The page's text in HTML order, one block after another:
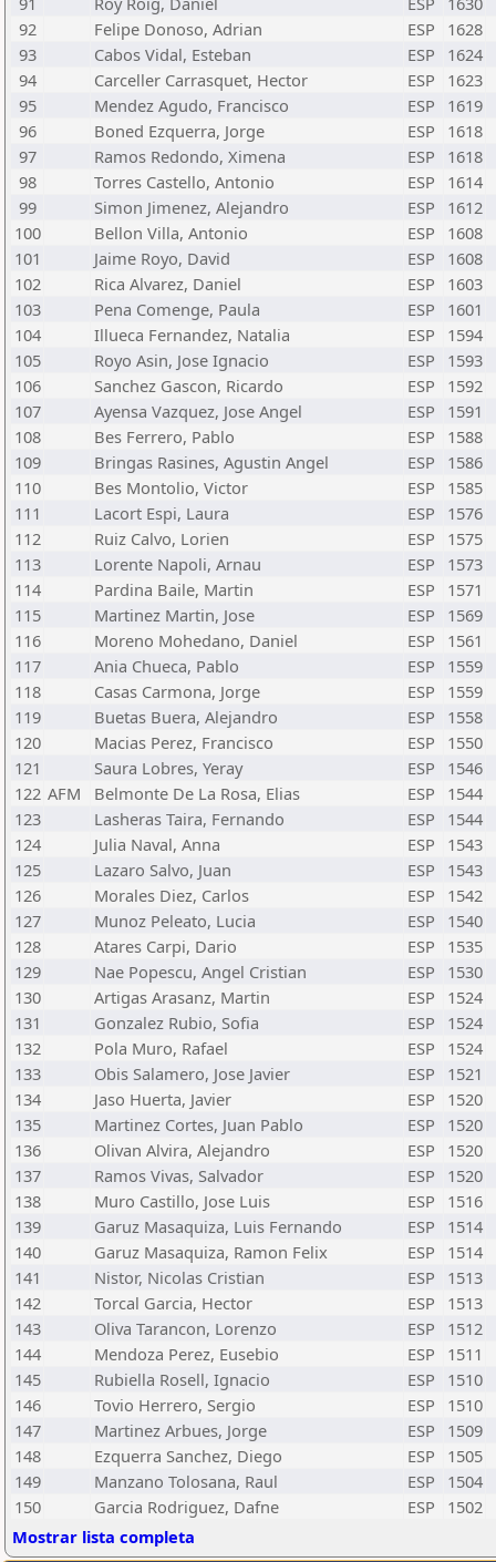
92
Felipe Donoso, Adrian ESP
1628
93
Cabos Vidal, Esteban ESP
1624
94
Carceller Carrasquet, Hector ESP
1623
95
Mendez Agudo, Francisco ESP
1619
96
Boned Ezquerra, Jorge ESP
1618
97
Ramos Redondo, Ximena ESP
1618
98
Torres Castello, Antonio ESP
1614
99
Simon Jimenez, Alejandro ESP
1612
100
Bellon Villa, Antonio ESP
1608
101
Jaime Royo, David ESP
1608
102
Rica Alvarez, Daniel ESP
1603
103
Pena Comenge, Paula ESP
1601
104
Illueca Fernandez, Natalia ESP
1594
105
Royo Asin, Jose Ignacio ESP
1593
106
Sanchez Gascon, Ricardo ESP
1592
107
Ayensa Vazquez, Jose Angel ESP
1591
108
Bes Ferrero, Pablo ESP
1588
109
Bringas Rasines, Agustin Angel ESP
1586
110
Bes Montolio, Victor ESP
1585
111
Lacort Espi, Laura ESP
1576
112
Ruiz Calvo, Lorien ESP
1575
113
Lorente Napoli, Arnau ESP
1573
114
Pardina Baile, Martin ESP
1571
115
Martinez Martin, Jose ESP
1569
116
Moreno Mohedano, Daniel ESP
1561
117
Ania Chueca, Pablo ESP
1559
118
Casas Carmona, Jorge ESP
1559
119
Buetas Buera, Alejandro ESP
1558
120
Macias Perez, Francisco ESP
1550
121
Saura Lobres, Yeray ESP
1546
122 AFM Belmonte De La Rosa, Elias ESP
1544
123
Lasheras Taira, Fernando ESP
1544
124
Julia Naval, Anna ESP
1543
125
Lazaro Salvo, Juan ESP
1543
126
Morales Diez, Carlos ESP
1542
127
Munoz Peleato, Lucia ESP
1540
128
Atares Carpi, Dario ESP
1535
129
Nae Popescu, Angel Cristian ESP
1530
130
Artigas Arasanz, Martin ESP
1524
131
Gonzalez Rubio, Sofia ESP
1524
132
Pola Muro, Rafael ESP
1524
133
Obis Salamero, Jose Javier ESP
1521
134
Jaso Huerta, Javier ESP
1520
135
Martinez Cortes, Juan Pablo ESP
1520
136
Olivan Alvira, Alejandro ESP
1520
137
Ramos Vivas, Salvador ESP
1520
138
Muro Castillo, Jose Luis ESP
1516
139
Garuz Masaquiza, Luis Fernando ESP
1514
140
Garuz Masaquiza, Ramon Felix ESP
1514
141
Nistor, Nicolas Cristian ESP
1513
142
Torcal Garcia, Hector ESP
1513
143
Oliva Tarancon, Lorenzo ESP
1512
144
Mendoza Perez, Eusebio ESP
1511
145
Rubiella Rosell, Ignacio ESP
1510
146
Tovio Herrero, Sergio ESP
1510
147
Martinez Arbues, Jorge ESP
1509
148
Ezquerra Sanchez, Diego ESP
1505
149
Manzano Tolosana, Raul ESP
1504
150
Garcia Rodriguez, Dafne ESP
1502
Mostrar lista completa